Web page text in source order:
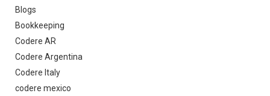
Blogs
Bookkeeping
Codere AR
Codere Argentina
Codere Italy
codere mexico